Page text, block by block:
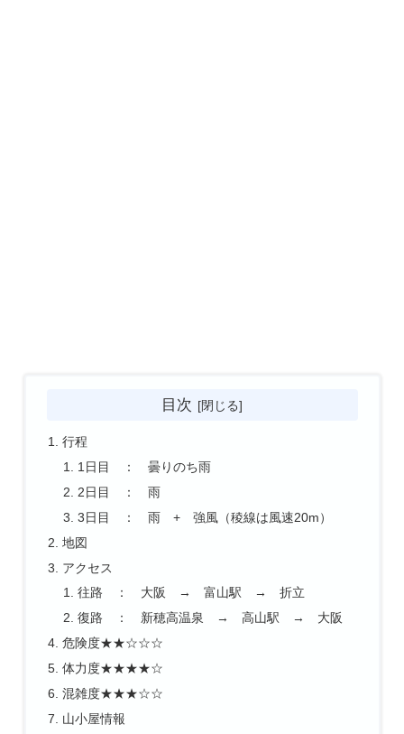
目次
行程
1日目 ： 曇りのち雨
2日目 ： 雨
3日目 ： 雨 + 強風（稜線は風速20m）
地図
アクセス
往路 ： 大阪 → 富山駅 → 折立
復路 ： 新穂高温泉 → 高山駅 → 大阪
危険度★★☆☆☆
体力度★★★★☆
混雑度★★★☆☆
山小屋情報